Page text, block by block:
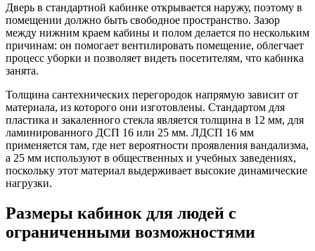
Дверь в стандартной кабинке открывается наружу, поэтому в
помещении должно быть свободное пространство. Зазор
между нижним краем кабины и полом делается по нескольким
причинам: он помогает вентилировать помещение, облегчает
процесс уборки и позволяет видеть посетителям, что кабинка
занята.
Толщина сантехнических перегородок напрямую зависит от
материала, из которого они изготовлены. Стандартом для
пластика и закаленного стекла является толщина в 12 мм, для
ламинированного ДСП 16 или 25 мм. ЛДСП 16 мм
применяется там, где нет вероятности проявления вандализма,
а 25 мм используют в общественных и учебных заведениях,
поскольку этот материал выдерживает высокие динамические
нагрузки.
Размеры кабинок для людей с
ограниченными возможностями